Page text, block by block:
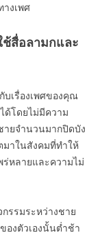
งเพศ
สื่อลามกและ
เรื่องเพศของคุณ
ด้โดยไม่มีความ
ายจำนวนมากปิดบัง
มาในสังคมที่ทำให้
หลายและความไม่
กรรมระหว่างชาย
องตัวเองนั้นต่ำช้า